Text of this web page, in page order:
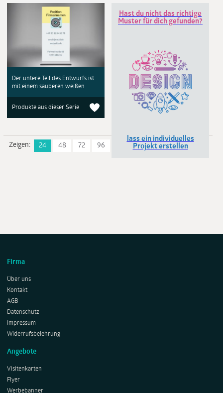
Der untere Teil des Entwurfs ist
mit einem sauberen weißen
Produkte aus dieser Serie
Hast du nicht das richtige
Muster für dich gefunden?
lass ein individuelles
Projekt erstellen
Zeigen: 24 48 72 96
Firma
Über uns
Kontakt
AGB
Datenschutz
Impressum
Widerrufsbelehrung
Angebote
Visitenkarten
Flyer
Werbebanner